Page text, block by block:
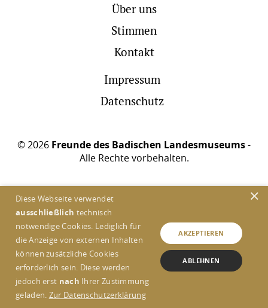
Über uns
Stimmen
Kontakt
Impressum
Datenschutz
© 2026 Freunde des Badischen Landesmuseums-
Alle Rechte vorbehalten.
Diese Webseite verwendet
ausschließlich technisch
notwendige Cookies. Lediglich für
die Anzeige von externen Inhalten
können zusätzliche Cookies
erforderlich sein. Diese werden
jedoch erst nach Ihrer Zustimmung
geladen. Zur Datenschutzerklärung
AKZEPTIEREN
ABLEHNEN
×